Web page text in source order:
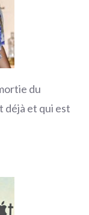
du
déjà et qui est